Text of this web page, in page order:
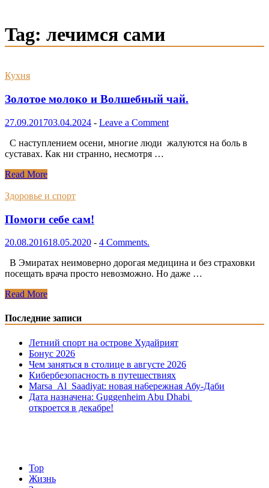
Tag: лечимся сами
Кухня
Золотое молоко и Bолшебный чай.
27.09.201703.04.2024 - Leave a Comment
С наступлением осени, многие люди жалуются на боль в
суставах. Как ни странно, несмотря …
Золотое
и
чай.
Read More
Здоровье и спорт
Помоги себе сам!
20.08.201618.05.2020 - 4 Comments.
В Эмиратах неимоверно дорогая медицина и без страховки
посещать врача просто невозможно. Но даже …
Помоги
сам!
Read More
Последние записи
Летний спорт на острове Худайрият
Бонус 2026
Чем заняться в столице в августе 2026
Кибербезопасность в путешествиях
Marsa Al Saadiyat: новая на6ережная Абу-Даби
Дата назначена: Guggenheim Abu Dhabi
откроется в декабре!
Top
Жизнь